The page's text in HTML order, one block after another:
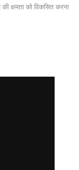
क्षमता को विकसित करना